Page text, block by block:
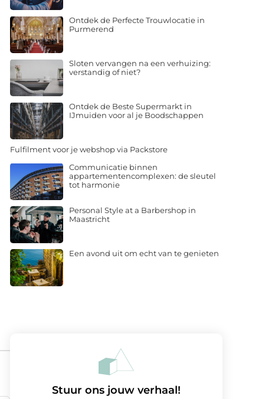
Ontdek de Perfecte Trouwlocatie in
Purmerend
Sloten vervangen na een verhuizing:
verstandig of niet?
Ontdek de Beste Supermarkt in
IJmuiden voor al je Boodschappen
Fulfilment voor je webshop via Packstore
Communicatie binnen
appartementencomplexen: de sleutel
tot harmonie
Personal Style at a Barbershop in
Maastricht
Een avond uit om echt van te genieten
Stuur ons jouw verhaal!